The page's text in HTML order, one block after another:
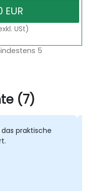
USt)
5
(7)
praktische